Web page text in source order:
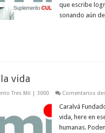
que escribe
sonando aún
vida
Tres Mil | 3000 Comentarios
Caralvá
vida, here en
humanas.